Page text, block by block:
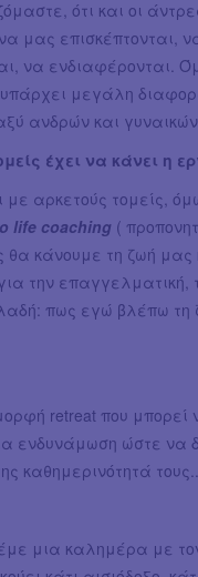
ότι και οι
μας επισκέπτονται,
να ενδιαφέρονται.
υπάρχει μεγάλη
ανδρών και γυναικών.
έχει να κάνει η
με αρκετούς τομείς,
life coaching (
θα κάνουμε τη ζωή μας
την επαγγελματική,
πως εγώ βλέπω τη
retreat που μπορεί
ενδυνάμωση ώστε να
καθημερινότητά τους...
μια καλημέρα με